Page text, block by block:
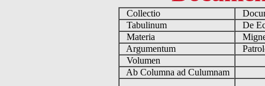
Collectio
Tabulinum
De
Materia
Argumentum
Volumen
Ab Columna ad Culumnam